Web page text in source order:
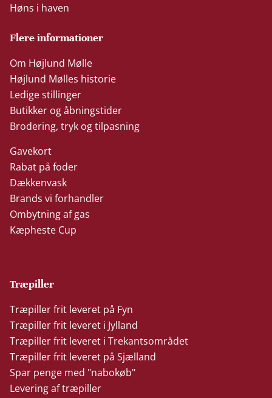
Høns i haven
Flere informationer
Om Højlund Mølle
Højlund Mølles historie
Ledige stillinger
Butikker og åbningstider
Brodering, tryk og tilpasning
Gavekort
Rabat på foder
Dækkenvask
Brands vi forhandler
Ombytning af gas
Kæpheste Cup
Træpiller
Træpiller frit leveret på Fyn
Træpiller frit leveret i Jylland
Træpiller frit leveret i Trekantsområdet
Træpiller frit leveret på Sjælland
Spar penge med "nabokøb"
Levering af træpiller